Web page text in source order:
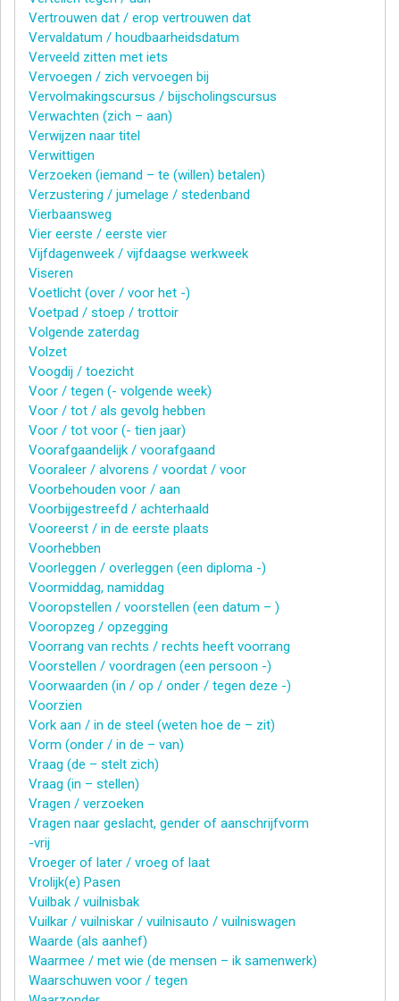
Vertrouwen dat / erop vertrouwen dat
Vervaldatum / houdbaarheidsdatum
Verveeld zitten met iets
Vervoegen / zich vervoegen bij
Vervolmakingscursus / bijscholingscursus
Verwachten (zich – aan)
Verwijzen naar titel
Verwittigen
Verzoeken (iemand – te (willen) betalen)
Verzustering / jumelage / stedenband
Vierbaansweg
Vier eerste / eerste vier
Vijfdagenweek / vijfdaagse werkweek
Viseren
Voetlicht (over / voor het -)
Voetpad / stoep / trottoir
Volgende zaterdag
Volzet
Voogdij / toezicht
Voor / tegen (- volgende week)
Voor / tot / als gevolg hebben
Voor / tot voor (- tien jaar)
Voorafgaandelijk / voorafgaand
Vooraleer / alvorens / voordat / voor
Voorbehouden voor / aan
Voorbijgestreefd / achterhaald
Vooreerst / in de eerste plaats
Voorhebben
Voorleggen / overleggen (een diploma -)
Voormiddag, namiddag
Vooropstellen / voorstellen (een datum – )
Vooropzeg / opzegging
Voorrang van rechts / rechts heeft voorrang
Voorstellen / voordragen (een persoon -)
Voorwaarden (in / op / onder / tegen deze -)
Voorzien
Vork aan / in de steel (weten hoe de – zit)
Vorm (onder / in de – van)
Vraag (de – stelt zich)
Vraag (in – stellen)
Vragen / verzoeken
Vragen naar geslacht, gender of aanschrijfvorm
-vrij
Vroeger of later / vroeg of laat
Vrolijk(e) Pasen
Vuilbak / vuilnisbak
Vuilkar / vuilniskar / vuilnisauto / vuilniswagen
Waarde (als aanhef)
Waarmee / met wie (de mensen – ik samenwerk)
Waarschuwen voor / tegen